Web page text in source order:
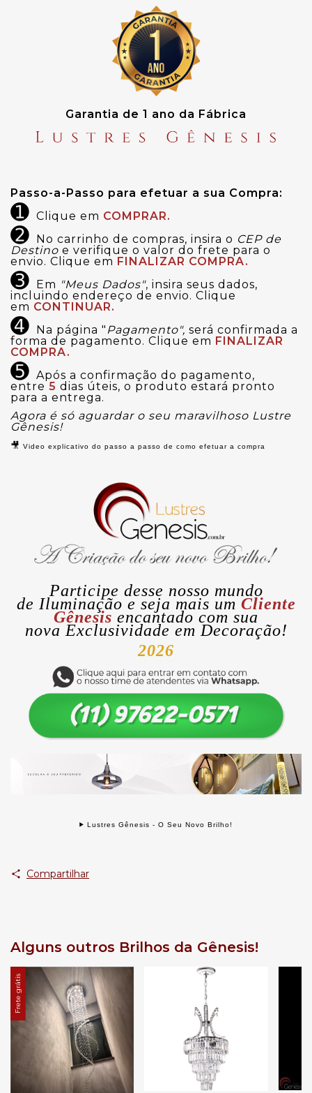
Garantia de 1 ano da Fábrica
Passo-a-Passo para efetuar a sua Compra:
➊ Clique em COMPRAR.
➋ No carrinho de compras, insira o CEP de
Destino e verifique o valor do frete para o
envio. Clique em FINALIZAR COMPRA.
➌ Em "Meus Dados", insira seus dados,
incluindo endereço de envio. Clique
em CONTINUAR.
➍ Na página " Pagamento", será confirmada a
forma de pagamento. Clique em FINALIZAR
COMPRA.
➎ Após a confirmação do pagamento,
entre 5 dias úteis, o produto estará pronto
para a entrega.
Agora é só aguardar o seu maravilhoso Lustre
Gênesis!
🎥 Video explicativo do passo a passo de como efetuar a compra
Participe desse nosso mundo
de Iluminação e seja mais um Cliente
Gênesis encantado com sua
nova Exclusividade em Decoração!
2026
Lustres Gênesis - O Seu Novo Brilho!
Compartilhar
Alguns outros Brilhos da Gênesis!
Frete grátis